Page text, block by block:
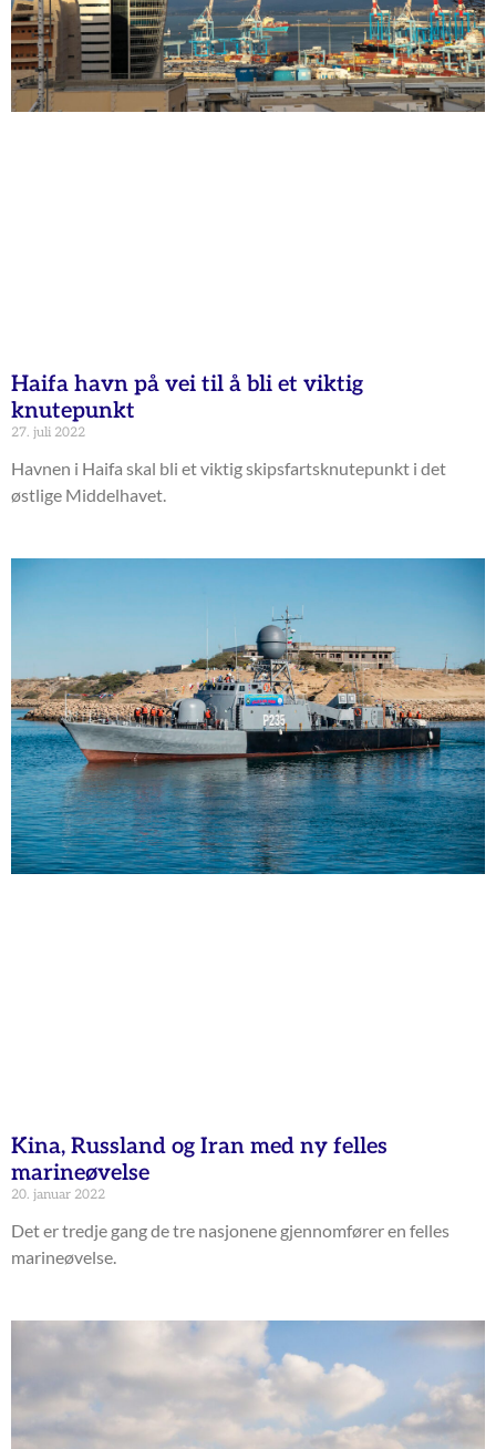
Haifa havn på vei til å bli et viktig
knutepunkt
27. juli 2022
Havnen i Haifa skal bli et viktig skipsfartsknutepunkt i det
østlige Middelhavet.
Kina, Russland og Iran med ny felles
marineøvelse
20. januar 2022
Det er tredje gang de tre nasjonene gjennomfører en felles
marineøvelse.